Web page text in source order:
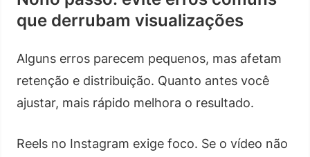
que derrubam visualizações
Alguns erros parecem pequenos, mas afetam
retenção e distribuição. Quanto antes você
ajustar, mais rápido melhora o resultado.
Reels no Instagram exige foco. Se o vídeo não